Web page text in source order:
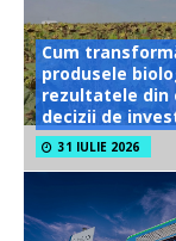
Cum
produsele
rezultatele din
decizii de
31 IULIE 2026